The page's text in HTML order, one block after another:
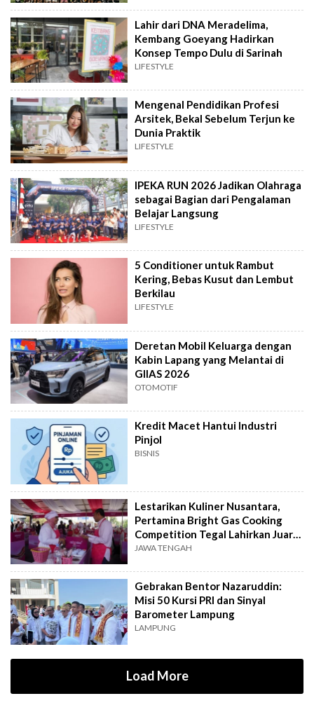
Lahir dari DNA Meradelima,
Kembang Goeyang Hadirkan
Konsep Tempo Dulu di Sarinah
LIFESTYLE
Mengenal Pendidikan Profesi
Arsitek, Bekal Sebelum Terjun ke
Dunia Praktik
LIFESTYLE
IPEKA RUN 2026 Jadikan Olahraga
sebagai Bagian dari Pengalaman
Belajar Langsung
LIFESTYLE
5 Conditioner untuk Rambut
Kering, Bebas Kusut dan Lembut
Berkilau
LIFESTYLE
Deretan Mobil Keluarga dengan
Kabin Lapang yang Melantai di
GIIAS 2026
OTOMOTIF
Kredit Macet Hantui Industri
Pinjol
BISNIS
Lestarikan Kuliner Nusantara,
Pertamina Bright Gas Cooking
Competition Tegal Lahirkan Juara
Baru
JAWA TENGAH
Gebrakan Bentor Nazaruddin:
Misi 50 Kursi PRI dan Sinyal
Barometer Lampung
LAMPUNG
Load More